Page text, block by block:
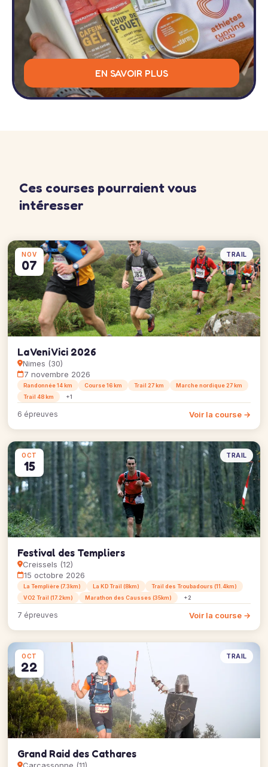
EN SAVOIR PLUS
Ces courses pourraient vous
intéresser
NOV
07
TRAIL
La Veni Vici 2026
Nimes (30)
7 novembre 2026
Randonnée 14 km Course 16 km Trail 27 km
Marche nordique 27 km
Trail 48 km
+1
6 épreuves Voir la course →
OCT
15
TRAIL
Festival des Templiers
Creissels (12)
15 octobre 2026
La Templière (7.3km) La KD Trail (8km)
Trail des Troubadours (11.4km)
VO2 Trail (17.2km)
Marathon des Causses (35km) +2
7 épreuves Voir la course →
OCT
22
TRAIL
Grand Raid des Cathares